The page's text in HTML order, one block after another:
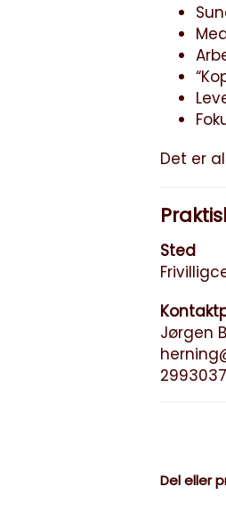
Det er
Sted
Jørgen
Del eller